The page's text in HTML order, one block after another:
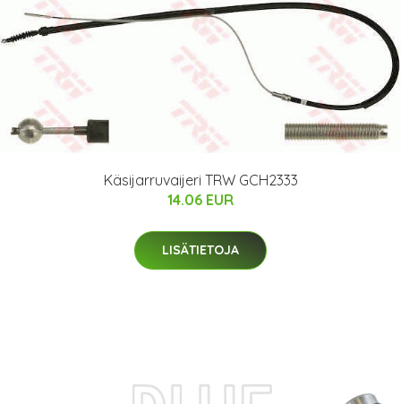
Käsijarruvaijeri TRW GCH2333
14.06 EUR
LISÄTIETOJA